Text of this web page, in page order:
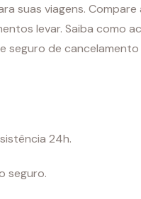
suas viagens. Compare
levar. Saiba como
seguro de
24h.
seguro.